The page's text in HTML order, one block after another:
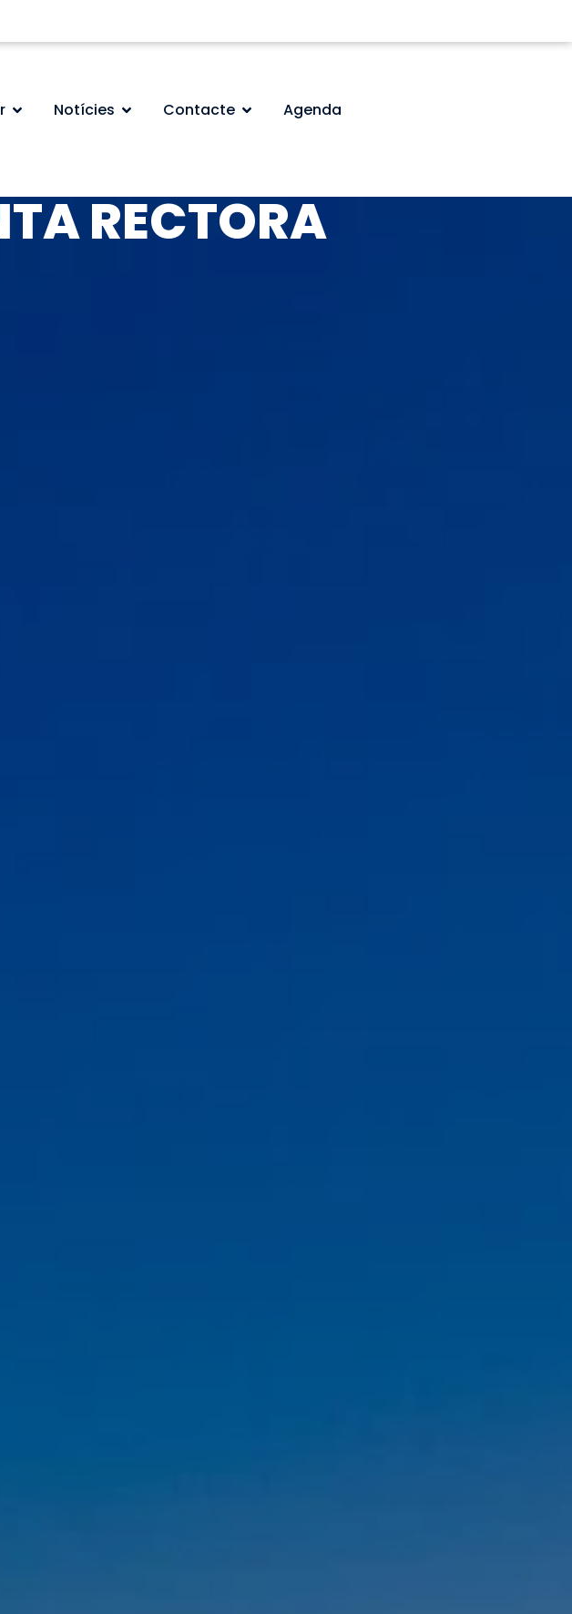
Notícies Contacte Agenda
RECTORA